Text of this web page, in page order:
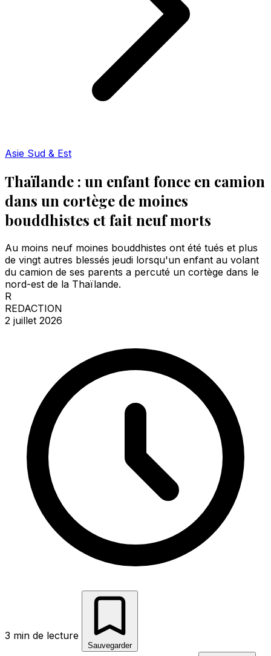
Asie Sud & Est
Thaïlande : un enfant fonce en camion
dans un cortège de moines
bouddhistes et fait neuf morts
Au moins neuf moines bouddhistes ont été tués et plus
de vingt autres blessés jeudi lorsqu'un enfant au volant
du camion de ses parents a percuté un cortège dans le
nord-est de la Thaïlande.
R
REDACTION
2 juillet 2026
3 min de lecture
Sauvegarder